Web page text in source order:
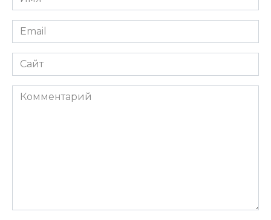
Email
Сайт
Комментарий